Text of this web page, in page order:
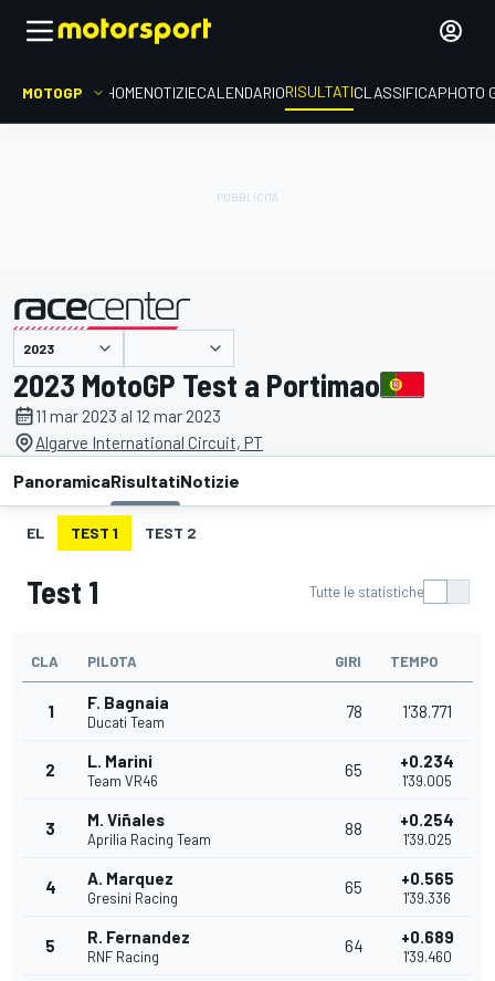
MOTOGP HOMENOTIZIECALENDARIORISULTATICLASSIFICAPHOTO
presentato da
2023 MotoGP Test a Portimao
11 mar 2023 al 12 mar 2023
Algarve International Circuit, PT
PanoramicaRisultatiNotizie
EL TEST 1 TEST 2
Test 1 Tutte le statistiche
CLA PILOTA GIRI TEMPO
1 F. Bagnaia
Ducati Team
78 1'38.771
2 L. Marini
Team VR46
65 +0.234
1'39.005
3 M. Viñales
Aprilia Racing Team
88 +0.254
1'39.025
4 A. Marquez
Gresini Racing
65 +0.565
1'39.336
5 R. Fernandez
RNF Racing
64 +0.689
1'39.460